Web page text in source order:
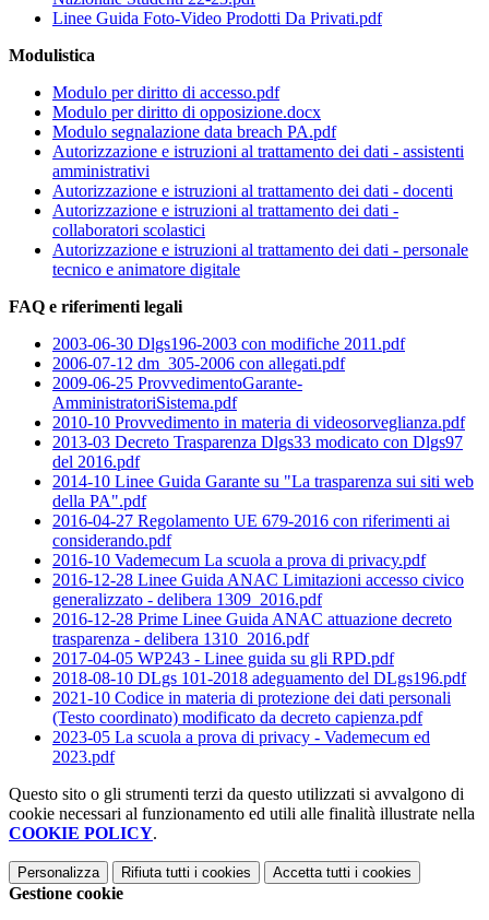
Linee Guida Foto-Video Prodotti Da Privati.pdf
Modulistica
Modulo per diritto di accesso.pdf
Modulo per diritto di opposizione.docx
Modulo segnalazione data breach PA.pdf
Autorizzazione e istruzioni al trattamento dei dati - assistenti
amministrativi
Autorizzazione e istruzioni al trattamento dei dati - docenti
Autorizzazione e istruzioni al trattamento dei dati -
collaboratori scolastici
Autorizzazione e istruzioni al trattamento dei dati - personale
tecnico e animatore digitale
FAQ e riferimenti legali
2003-06-30 Dlgs196-2003 con modifiche 2011.pdf
2006-07-12 dm_305-2006 con allegati.pdf
2009-06-25 ProvvedimentoGarante-
AmministratoriSistema.pdf
2010-10 Provvedimento in materia di videosorveglianza.pdf
2013-03 Decreto Trasparenza Dlgs33 modicato con Dlgs97
del 2016.pdf
2014-10 Linee Guida Garante su "La trasparenza sui siti web
della PA".pdf
2016-04-27 Regolamento UE 679-2016 con riferimenti ai
considerando.pdf
2016-10 Vademecum La scuola a prova di privacy.pdf
2016-12-28 Linee Guida ANAC Limitazioni accesso civico
generalizzato - delibera 1309_2016.pdf
2016-12-28 Prime Linee Guida ANAC attuazione decreto
trasparenza - delibera 1310_2016.pdf
2017-04-05 WP243 - Linee guida su gli RPD.pdf
2018-08-10 DLgs 101-2018 adeguamento del DLgs196.pdf
2021-10 Codice in materia di protezione dei dati personali
(Testo coordinato) modificato da decreto capienza.pdf
2023-05 La scuola a prova di privacy - Vademecum ed
2023.pdf
Questo sito o gli strumenti terzi da questo utilizzati si avvalgono di
cookie necessari al funzionamento ed utili alle finalità illustrate nella
COOKIE POLICY.
Personalizza Rifiuta tutti i cookies Accetta tutti i cookies
Gestione cookie